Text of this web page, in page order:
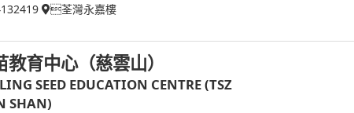
荃灣永嘉樓
教育中心（慈雲山）
SEED EDUCATION CENTRE (TSZ
SHAN)